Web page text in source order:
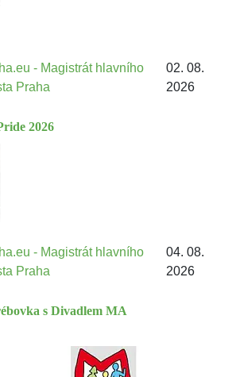
- Magistrát hlavního
Praha
02. 08.
2026
2026
- Magistrát hlavního
Praha
04. 08.
2026
s Divadlem MA